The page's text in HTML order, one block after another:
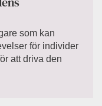
som kan
för individer
att driva den